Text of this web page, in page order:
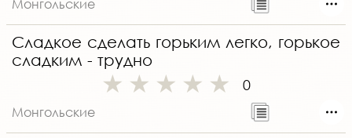
Монгольские
Сладкое сделать горьким легко, горькое
сладким - трудно
0
Монгольские